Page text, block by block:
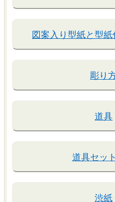
図案入り型紙と型
彫り
道具
道具セッ
渋紙